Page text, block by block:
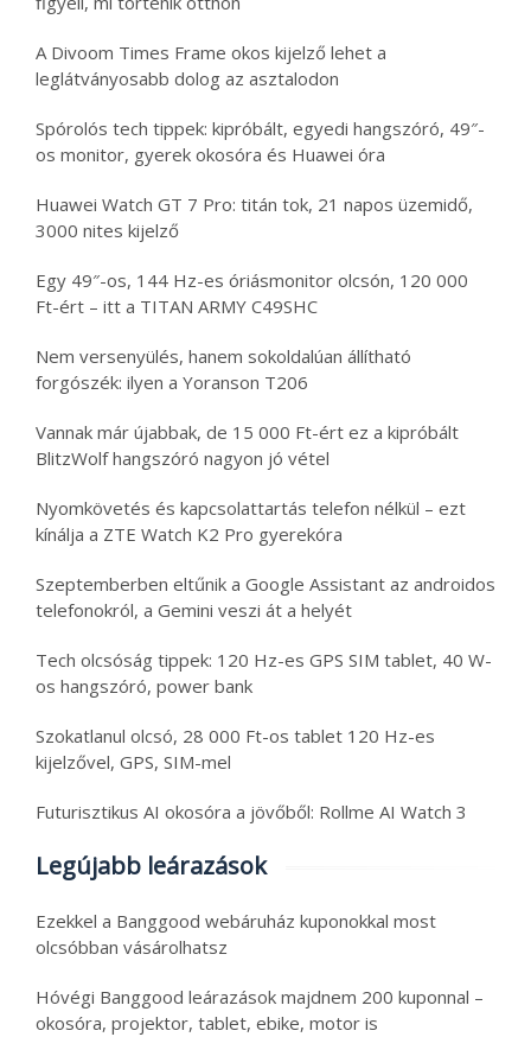
A Divoom Times Frame okos kijelző lehet a
leglátványosabb dolog az asztalodon
Spórolós tech tippek: kipróbált, egyedi hangszóró, 49″-
os monitor, gyerek okosóra és Huawei óra
Huawei Watch GT 7 Pro: titán tok, 21 napos üzemidő,
3000 nites kijelző
Egy 49″-os, 144 Hz-es óriásmonitor olcsón, 120 000
Ft-ért – itt a TITAN ARMY C49SHC
Nem versenyülés, hanem sokoldalúan állítható
forgószék: ilyen a Yoranson T206
Vannak már újabbak, de 15 000 Ft-ért ez a kipróbált
BlitzWolf hangszóró nagyon jó vétel
Nyomkövetés és kapcsolattartás telefon nélkül – ezt
kínálja a ZTE Watch K2 Pro gyerekóra
Szeptemberben eltűnik a Google Assistant az androidos
telefonokról, a Gemini veszi át a helyét
Tech olcsóság tippek: 120 Hz-es GPS SIM tablet, 40 W-
os hangszóró, power bank
Szokatlanul olcsó, 28 000 Ft-os tablet 120 Hz-es
kijelzővel, GPS, SIM-mel
Futurisztikus AI okosóra a jövőből: Rollme AI Watch 3
Legújabb leárazások
Ezekkel a Banggood webáruház kuponokkal most
olcsóbban vásárolhatsz
Hóvégi Banggood leárazások majdnem 200 kuponnal –
okosóra, projektor, tablet, ebike, motor is